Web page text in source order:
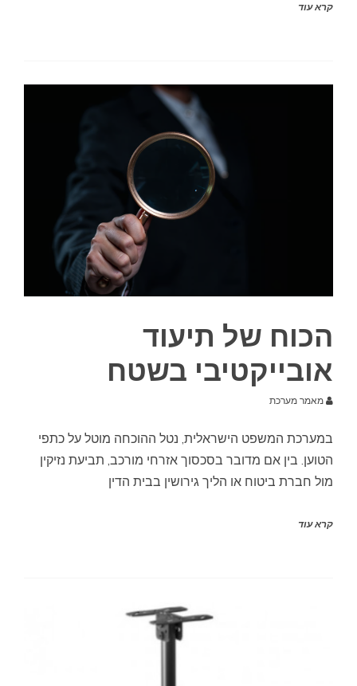
קרא עוד
הכוח של תיעוד
אובייקטיבי בשטח
מאמר מערכת
במערכת המשפט הישראלית, נטל ההוכחה מוטל על כתפי
הטוען. בין אם מדובר בסכסוך אזרחי מורכב, תביעת נזיקין
מול חברת ביטוח או הליך גירושין בבית הדין
קרא עוד